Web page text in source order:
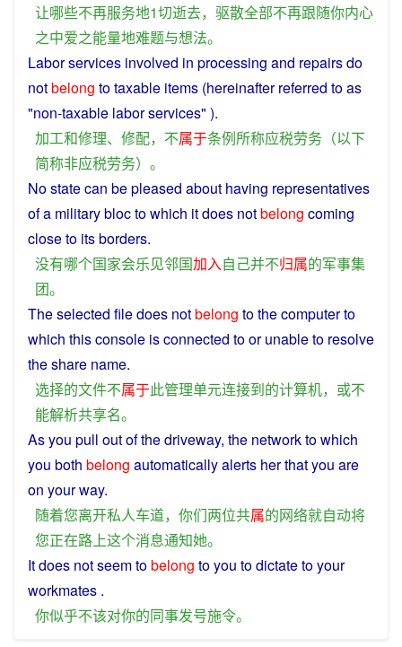
让哪些不再服务地1切逝去， 驱散全部不再跟随你内心
之中爱之能量地难题与想法。
Labor services involved in processing and repairsdo
notbelong totaxable items (hereinafter referred to as
"non-taxable laborservices" ).
加工和修理、 修配， 不属于条例所称应税劳务 （以下
简称非应税劳务）。
Nostatecan bepleased about having representatives
ofa militarybloctowhich it does notbelong coming
close to itsborders.
没有哪个国家会乐见邻国加入自己并不归属的军事集
团。
Theselected filedoes notbelong tothecomputerto
which thisconsole isconnected toor unableto resolve
theshare name.
选择的文件不属于此管理单元连接到的计算机， 或不
能解析共享名。
Asyou pull outofthedriveway, the networkto which
you both belong automaticallyalerts herthat you are
on yourway.
随着您离开私人车道， 你们两位共属的网络就自动将
您正在路上这个消息通知她。
It does notseemtobelong toyou todictatetoyour
workmates .
你似乎不该对你的同事发号施令。